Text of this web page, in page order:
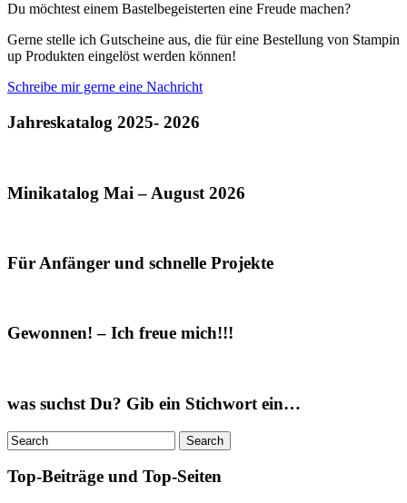
Du möchtest einem Bastelbegeisterten eine Freude machen?
Gerne stelle ich Gutscheine aus, die für eine Bestellung von Stampin
up Produkten eingelöst werden können!
Schreibe mir gerne eine Nachricht
Jahreskatalog 2025- 2026
Minikatalog Mai – August 2026
Für Anfänger und schnelle Projekte
Gewonnen! – Ich freue mich!!!
was suchst Du? Gib ein Stichwort ein…
Top-Beiträge und Top-Seiten